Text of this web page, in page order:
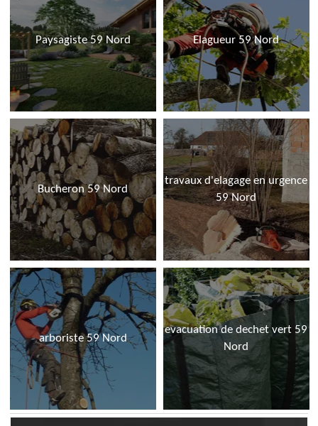
Paysagiste 59 Nord Elagueur 59 Nord
Bucheron 59 Nord
travaux d'elagage en urgence
59 Nord
arboriste 59 Nord
evacuation de dechet vert 59
Nord